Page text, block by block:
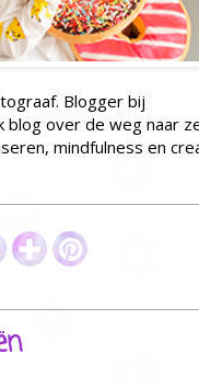
Blogger bij
blog over de weg naar
mindfulness en